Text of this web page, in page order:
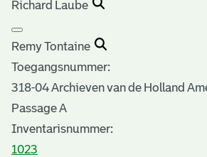
Richard Laube
Remy Tontaine
Toegangsnummer:
318-04 Archieven van de Holland
Passage A
Inventarisnummer:
1023